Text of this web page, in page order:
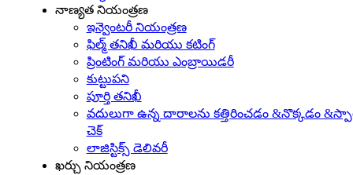
నాణ్యత నియంత్రణ
ఇన్వెంటరీ నియంత్రణ
ఫిల్మ్ తనిఖీ మరియు కటింగ్
ప్రింటింగ్ మరియు ఎంబ్రాయిడరీ
కుట్టుపని
పూర్తి తనిఖీ
వదులుగా ఉన్న దారాలను కత్తిరించడం &నొక్కడం
చెక్
లాజిస్టిక్స్ డెలివరీ
ఖర్చు నియంత్రణ